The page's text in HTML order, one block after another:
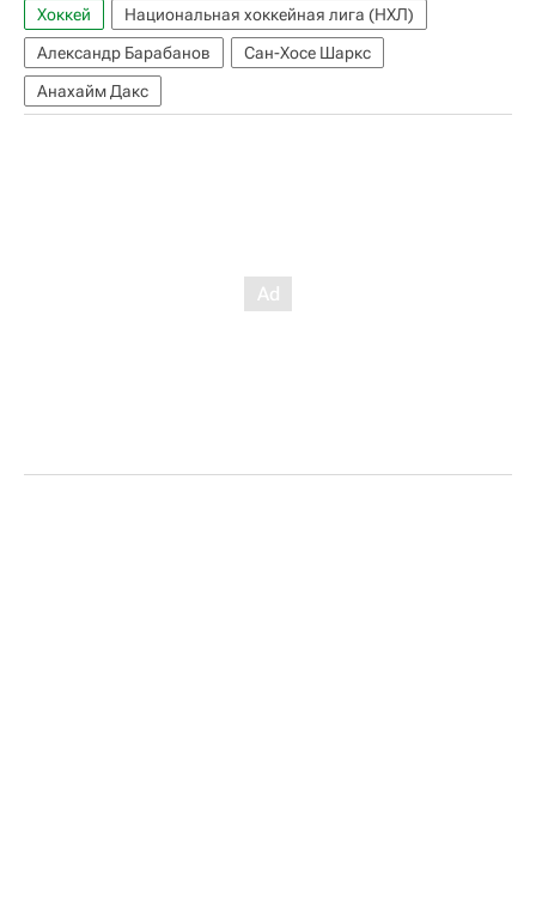
Хоккей
Национальная хоккейная лига (НХЛ)
Александр Барабанов
Сан-Хосе Шаркс
Анахайм Дакс